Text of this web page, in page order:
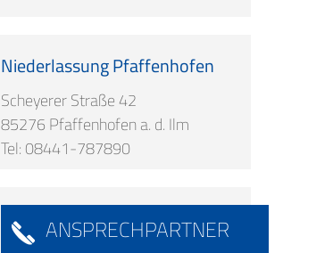
Niederlassung Pfaffenhofen
Scheyerer Straße 42
85276 Pfaffenhofen a. d. Ilm
Tel: 08441-787890
ANSPRECHPARTNER